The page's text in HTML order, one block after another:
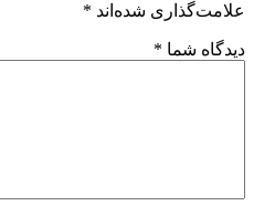
علامت‌گذاری شده‌اند *
دیدگاه شما *